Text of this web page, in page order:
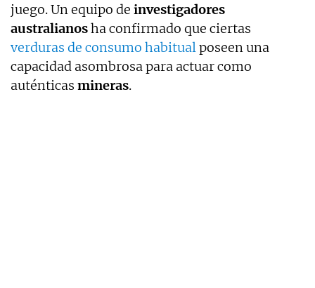
juego. Un equipo de investigadores
australianosha confirmado que ciertas
verduras de consumo habitualposeen una
capacidad asombrosa para actuar como
auténticas mineras.